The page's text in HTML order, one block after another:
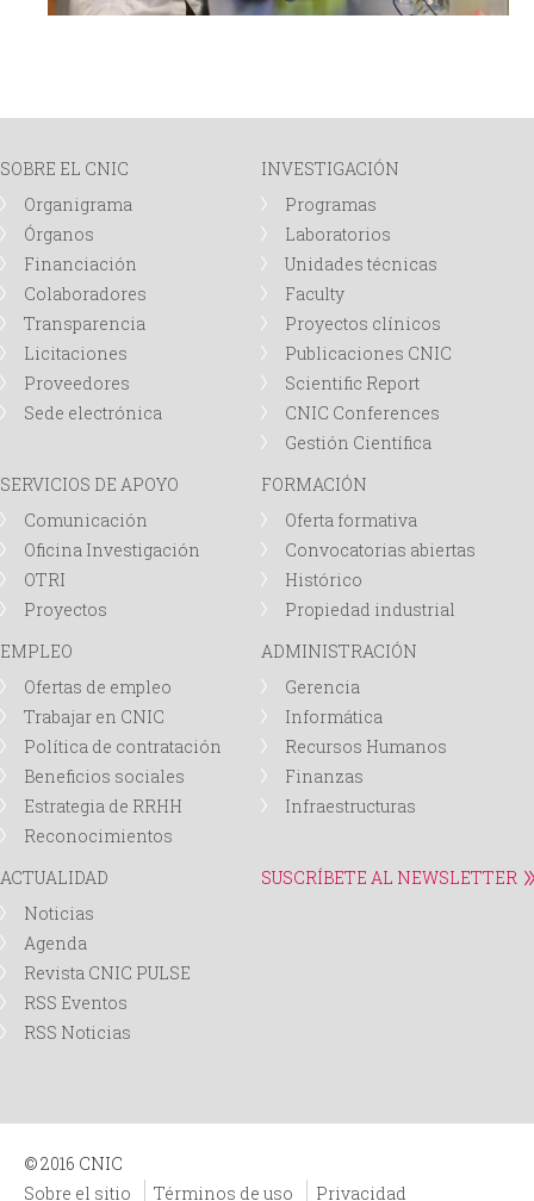
SOBRE EL CNIC
Organigrama
Órganos
Financiación
Colaboradores
Transparencia
Licitaciones
Proveedores
Sede electrónica
INVESTIGACIÓN
Programas
Laboratorios
Unidades técnicas
Faculty
Proyectos clínicos
Publicaciones CNIC
Scientific Report
CNIC Conferences
Gestión Científica
SERVICIOS DE APOYO
Comunicación
Oficina Investigación
OTRI
Proyectos
FORMACIÓN
Oferta formativa
Convocatorias abiertas
Histórico
Propiedad industrial
EMPLEO
Ofertas de empleo
Trabajar en CNIC
Política de contratación
Beneficios sociales
Estrategia de RRHH
Reconocimientos
ADMINISTRACIÓN
Gerencia
Informática
Recursos Humanos
Finanzas
Infraestructuras
ACTUALIDAD
Noticias
Agenda
Revista CNIC PULSE
RSS Eventos
RSS Noticias
SUSCRÍBETE AL NEWSLETTER
© 2016 CNIC
Sobre el sitio
Términos de uso Privacidad